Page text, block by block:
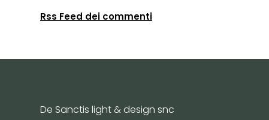
Rss Feed dei commenti
De Sanctis light & design snc